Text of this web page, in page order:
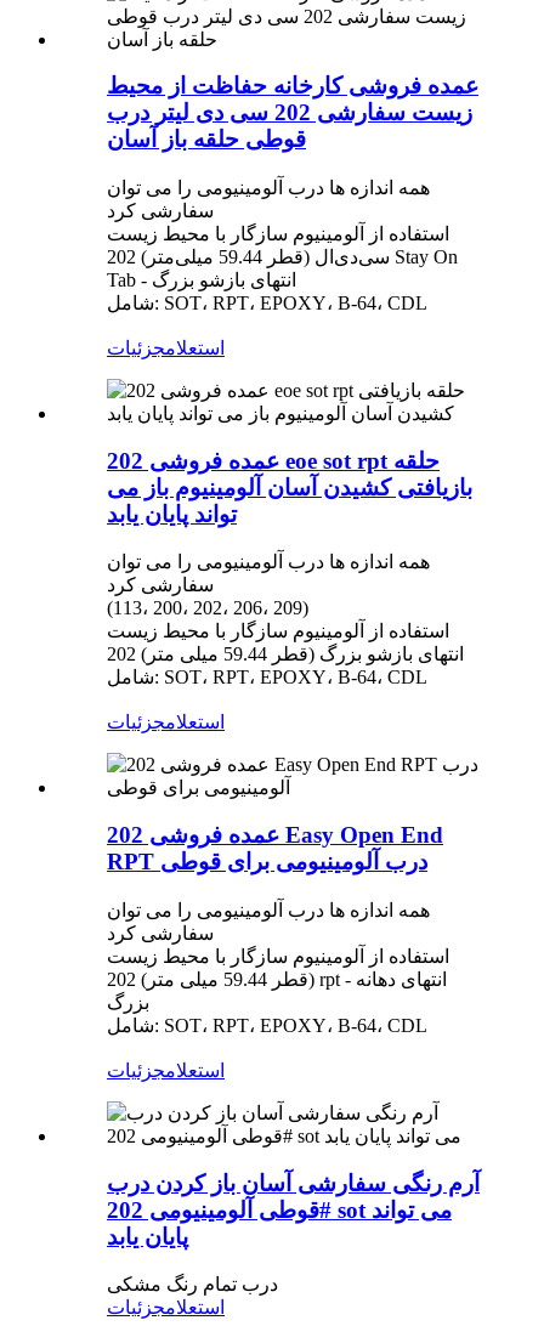
عمده فروشی کارخانه حفاظت از محیط
زیست سفارشی 202 سی دی لیتر درب
قوطی حلقه باز آسان
همه اندازه ها درب آلومینیومی را می توان
سفارشی کرد
استفاده از آلومینیوم سازگار با محیط زیست
202 (قطر 59.44 میلی‌متر) سی‌دی‌ال Stay On
Tab - انتهای بازشو بزرگ
شامل: SOT، RPT، EPOXY، B-64، CDL
استعلامجزئیات
عمده فروشی 202 eoe sot rpt حلقه
بازیافتی کشیدن آسان آلومینیوم باز می
تواند پایان یابد
همه اندازه ها درب آلومینیومی را می توان
سفارشی کرد
(113، 200، 202، 206، 209)
استفاده از آلومینیوم سازگار با محیط زیست
202 (قطر 59.44 میلی متر) انتهای بازشو بزرگ
شامل: SOT، RPT، EPOXY، B-64، CDL
استعلامجزئیات
عمده فروشی 202 Easy Open End
RPT درب آلومینیومی برای قوطی
همه اندازه ها درب آلومینیومی را می توان
سفارشی کرد
استفاده از آلومینیوم سازگار با محیط زیست
202 (قطر 59.44 میلی متر) rpt - انتهای دهانه
بزرگ
شامل: SOT، RPT، EPOXY، B-64، CDL
استعلامجزئیات
آرم رنگی سفارشی آسان باز کردن درب
قوطی آلومینیومی 202# sot می تواند
پایان یابد
درب تمام رنگ مشکی
استعلامجزئیات